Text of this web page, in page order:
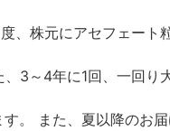
、株元にアセフェート
3～4年に1回、一回り
。 また、夏以降のお